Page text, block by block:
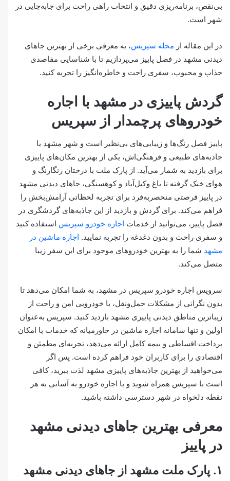
بی‌نقص، برنامه‌ریزی دقیق و انتخاب راهی راحت برای جابه‌جایی در
شهر است.
در این مقاله از مجله سپریس، به معرفی برخی از بهترین جاهای
دیدنی مشهد در فصل پاییز می‌پردازیم تا با شناسایی مقاصدی
جذاب و محبوب، سفری راحت و خاطره‌انگیز را تجربه کنید.
گردش پاییزی در مشهد با اجاره
خودروهای پرچمدار از سپریس
پاییز فصل رنگ‌ها و زیبایی‌های بی‌نظیر است و شهر مشهد با
جاذبه‌های طبیعی و فرهنگی‌اش، یکی از بهترین مکان‌های پاییزی
برای بازدید به شمار می‌آید. از پارک ملت با درختان رنگارنگ و
هوای خنک گرفته تا باغ وکیل‌آباد و کوهسنگی، جاهای دیدنی مشهد
در پاییز فرصتی منحصربه‌فرد برای تجربه لحظاتی آرامش‌بخش را
فراهم می‌کند. برای گردش و بازدید از این جاذبه‌های گردشگری در
فصل پاییز، می‌توانید از خدمات اجاره خودرو سپریس استفاده کنید
و سفری راحت و بدون دغدغه را تجربه نمایید. اجاره ماشین در
مشهد شما را به بهترین خودروهای موجود برای این سفر زیبا
متصل می‌کند.
سرویس اجاره خودرو سپریس در مشهد، به شما امکان می‌دهد تا
بدون نگرانی از مشکلات حمل‌ونقل، با خودرویی امن و راحت از
زیباترین مناطق دیدنی پاییزی مشهد بازدید کنید. سپریس به‌عنوان
اولین و تنها سامانه اجاره ماشین در خاورمیانه که خدمات با امکان
پرداخت اقساطی و بیمه کامل ارائه می‌دهد، تجربه‌ای مطمئن و
اقتصادی را برای کاربران خود فراهم کرده است. پس اگر
می‌خواهید از بهترین جاذبه‌های پاییزی مشهد لذت ببرید، کافی
است با سپریس همراه شوید و با اجاره خودرو به آسانی به هر
نقطه دلخواه در شهر دسترسی داشته باشید.
معرفی بهترین جاهای دیدنی مشهد
در پاییز
۱. پارک ملت مشهد از جاهای دیدنی مشهد